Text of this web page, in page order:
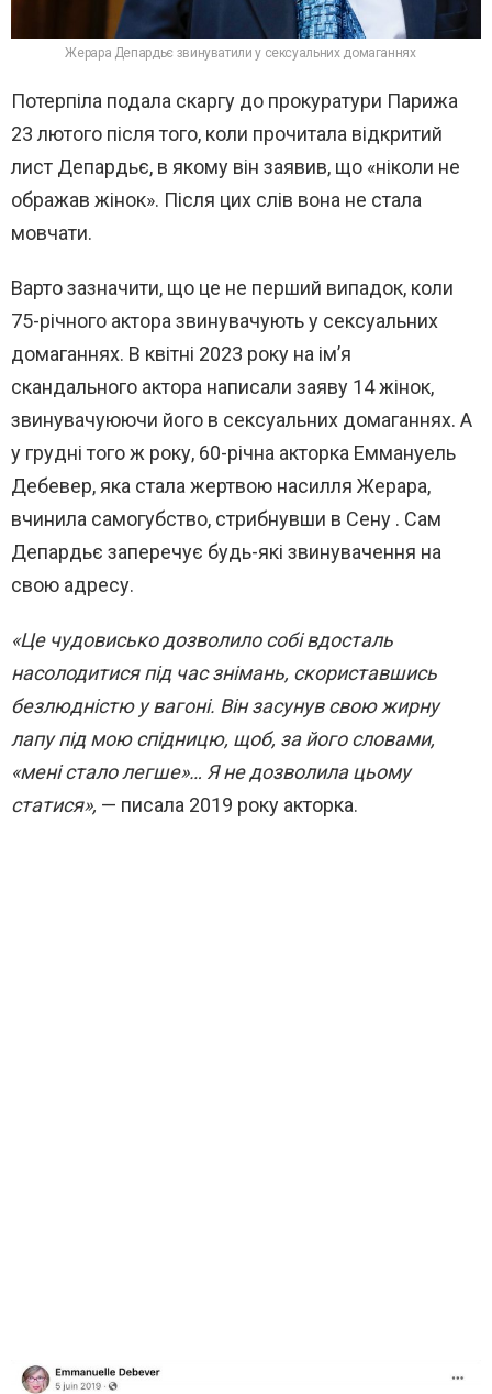
Жерара Депардьє звинуватили у сексуальних домаганнях
Потерпіла подала скаргу до прокуратури Парижа
23 лютого після того, коли прочитала відкритий
лист Депардьє, в якому він заявив, що «ніколи не
ображав жінок». Після цих слів вона не стала
мовчати.
Варто зазначити, що це не перший випадок, коли
75-річного актора звинувачують у сексуальних
домаганнях. В квітні 2023 року на ім’я
скандального актора написали заяву 14 жінок,
звинувачуюючи його в сексуальних домаганнях. А
у грудні того ж року, 60-річна акторка Еммануель
Дебевер, яка стала жертвою насилля Жерара,
вчинила самогубство, стрибнувши в Сену . Сам
Депардьє заперечує будь-які звинувачення на
свою адресу.
«Це чудовисько дозволило собі вдосталь
насолодитися під час знімань, скориставшись
безлюдністю у вагоні. Він засунув свою жирну
лапу під мою спідницю, щоб, за його словами,
«мені стало легше»… Я не дозволила цьому
статися», — писала 2019 року акторка.